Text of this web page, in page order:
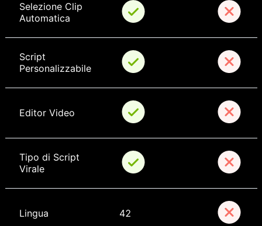
Selezione Clip
Automatica
Script
Personalizzabile
Editor Video
Tipo di Script
Virale
Lingua 42